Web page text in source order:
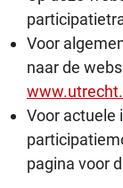
Voor
naar de
Voor actuele
pagina voor